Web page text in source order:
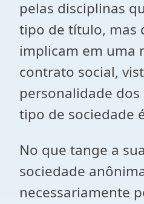
pelas disciplinas
tipo de título, mas
implicam em uma
contrato social,
personalidade
tipo de sociedade
No que tange a
sociedade
necessariamente